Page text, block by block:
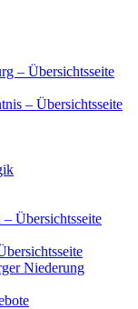
– Übersichtsseite
– Übersichtsseite
Übersichtsseite
Niederung